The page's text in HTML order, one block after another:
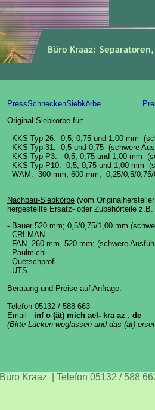
PressSchneckenSiebkörbe__________
Original-Siebkörbe für:
- KKS Typ 26: 0,5; 0,75 und 1,00 mm
- KKS Typ 31: 0,5 und 0,75 (schwere
- KKS Typ P3: 0,5; 0,75 und 1,00 mm
- KKS Typ P10: 0,5; 0,75 und 1,00 mm
- WAM: 300 mm, 600 mm; 0,25/0,5/0,75/
Nachbau-Siebkörbe (vom
hergestellte Ersatz- oder Zubehörteile
- Bauer 520 mm; 0,5/0,75/1,00 mm
- CRI-MAN
- FAN 260 mm, 520 mm; (schwere
- Paulmichl
- Quetschprofi
- UTS
Beratung und Preise auf Anfrage.
Telefon 05132 / 588 663
Email inf o (ät) mich ael- kra az . de
(Bitte Lücken weglassen und das (ät)
Büro Kraaz | Telefon 05132 / 588